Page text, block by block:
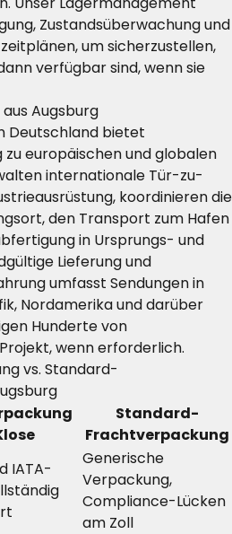
Zustandsüberwachung und
um sicherzustellen,
verfügbar sind, wenn sie
Augsburg
Deutschland bietet
europäischen und globalen
internationale Tür-zu-
koordinieren die
den Transport zum Hafen
in Ursprungs- und
Lieferung und
umfasst Sendungen in
Nordamerika und darüber
Hunderte von
wenn erforderlich.
vs. Standard-
Standard-
Frachtverpackung
IATA-
Generische
Verpackung,
Compliance-Lücken
am Zoll